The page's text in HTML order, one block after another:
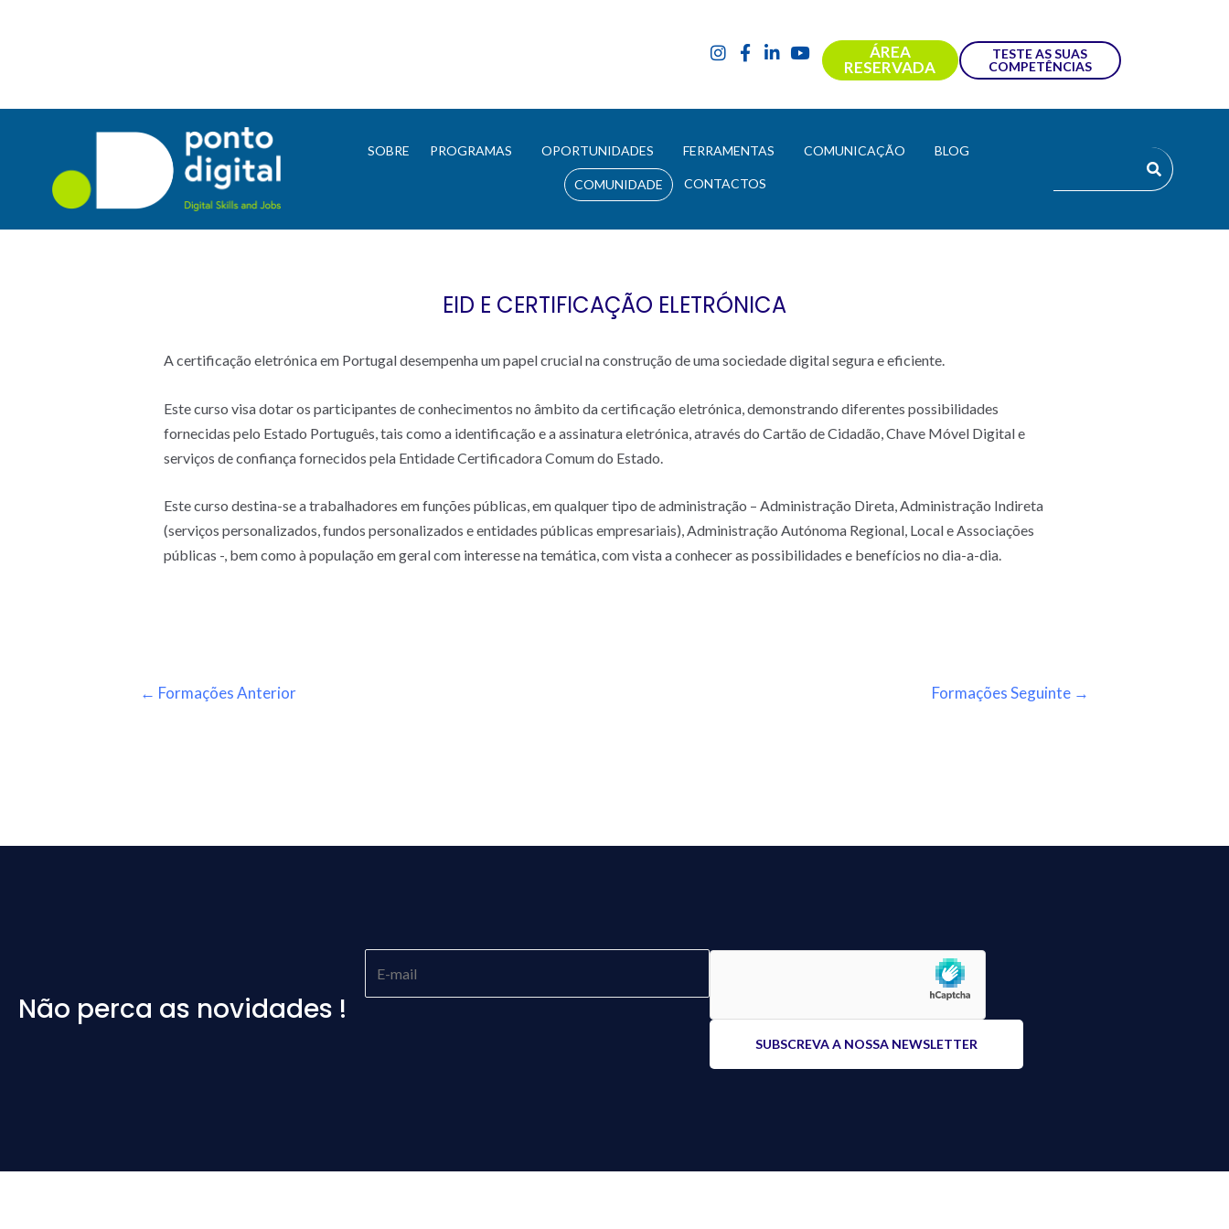
ÁREA
RESERVADA
TESTE AS SUAS
COMPETÊNCIAS
SOBRE PROGRAMAS OPORTUNIDADES FERRAMENTAS COMUNICAÇÃO BLOG
COMUNIDADE CONTACTOS
EID E CERTIFICAÇÃO ELETRÓNICA
A certificação eletrónica em Portugal desempenha um papel crucial na construção de uma sociedade digital segura e eficiente.
Este curso visa dotar os participantes de conhecimentos no âmbito da certificação eletrónica, demonstrando diferentes possibilidades
fornecidas pelo Estado Português, tais como a identificação e a assinatura eletrónica, através do Cartão de Cidadão, Chave Móvel Digital e
serviços de confiança fornecidos pela Entidade Certificadora Comum do Estado.
Este curso destina-se a trabalhadores em funções públicas, em qualquer tipo de administração – Administração Direta, Administração Indireta
(serviços personalizados, fundos personalizados e entidades públicas empresariais), Administração Autónoma Regional, Local e Associações
públicas -, bem como à população em geral com interesse na temática, com vista a conhecer as possibilidades e benefícios no dia-a-dia.
← Formações Anterior Formações Seguinte →
Não perca as novidades !